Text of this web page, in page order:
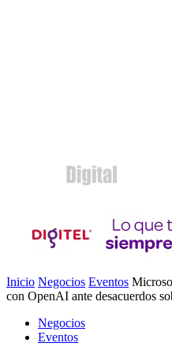
Inicio Negocios Eventos
con OpenAI ante desacuerdos
Negocios
Eventos